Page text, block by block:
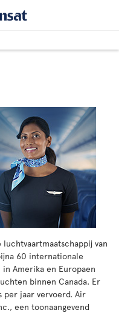
van
60 internationale
Amerika en Europaen
binnen Canada. Er
per jaar vervoerd. Air
een toonaangevend